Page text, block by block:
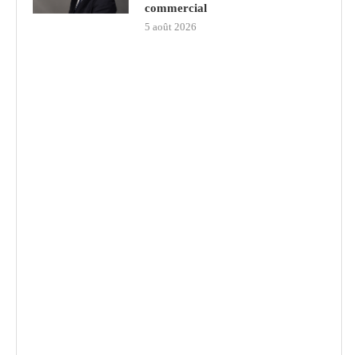
commercial
5 août 2026